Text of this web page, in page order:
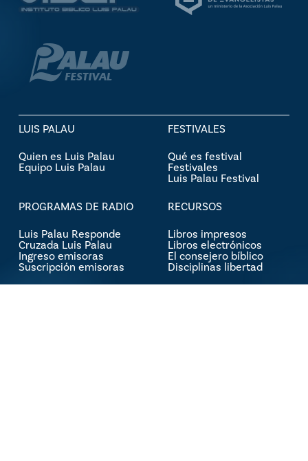
LUIS PALAU
Quien es Luis Palau
Equipo Luis Palau
FESTIVALES
Qué es festival
Festivales
Luis Palau Festival
PROGRAMAS DE RADIO
Luis Palau Responde
Cruzada Luis Palau
Ingreso emisoras
Suscripción emisoras
RECURSOS
Libros impresos
Libros electrónicos
El consejero bíblico
Disciplinas libertad